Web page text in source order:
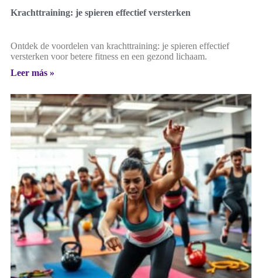
Krachttraining: je spieren effectief versterken
Ontdek de voordelen van krachttraining: je spieren effectief
versterken voor betere fitness en een gezond lichaam.
Leer más »